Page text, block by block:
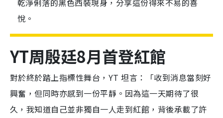
乾淨俐落的黑色西裝現身，分享這份得來不易的喜
悅。
YT周殷廷8月首登紅館
對於終於踏上指標性舞台，YT 坦言：「收到消息當刻好
興奮，但同時亦感到一份平靜。因為這一天期待了很
久，我知道自己並非獨自一人走到紅館，背後承載了許